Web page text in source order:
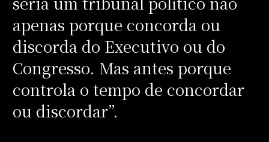
apenas porque concorda ou
discorda do Executivo ou do
Congresso. Mas antes porque
controla o tempo de concordar
ou discordar”.